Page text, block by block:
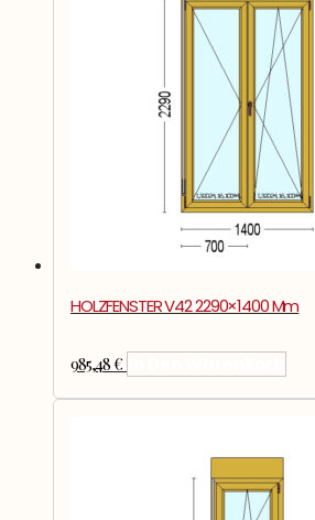
HOLZFENSTER V42 2290×1400 Mm
985,48€